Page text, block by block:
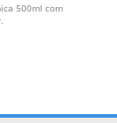
500ml com